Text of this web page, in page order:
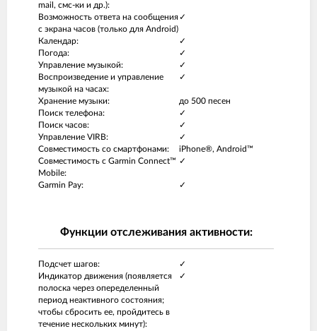
mail, смс-ки и др.):
Возможность ответа на сообщения
с экрана часов (только для Android)
✓
Календар:
✓
Погода:
✓
Управление музыкой:
✓
Воспроизведение и управление
музыкой на часах:
✓
Хранение музыки:
до 500 песен
Поиск телефона:
✓
Поиск часов:
✓
Управление VIRB:
✓
Совместимость со смартфонами:
iPhone®, Android™
Совместимость с Garmin Connect™
Mobile:
✓
Garmin Pay: ✓
Функции отслеживания активности:
Подсчет шагов:
✓
Индикатор движения (появляется
полоска через опеределенный
период неактивного состояния;
чтобы сбросить ее, пройдитесь в
течение нескольких минут):
✓